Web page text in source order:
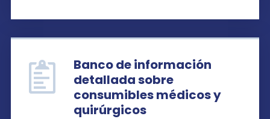
Banco de información
detallada sobre
consumibles médicos y
quirúrgicos